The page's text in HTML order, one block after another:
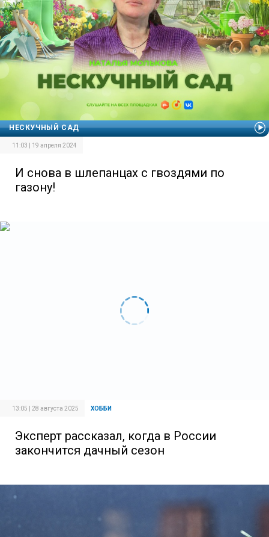
НЕСКУЧНЫЙ САД
11:03 | 19 апреля 2024
И снова в шлепанцах с гвоздями по
газону!
13:05 | 28 августа 2025 ХОББИ
Эксперт рассказал, когда в России
закончится дачный сезон